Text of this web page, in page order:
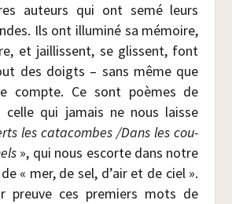
auteurs qui ont semé leurs
Ils ont illu­mi­né sa mémoire,
et jaillissent, se glissent, font
des doigts – sans même que
compte. Ce sont poèmes de
celle qui jamais ne nous laisse
les cata­combes /​Dans les cou­
», qui nous escorte dans notre
« mer, de sel, d’air et de ciel ».
preuve ces pre­miers mots de